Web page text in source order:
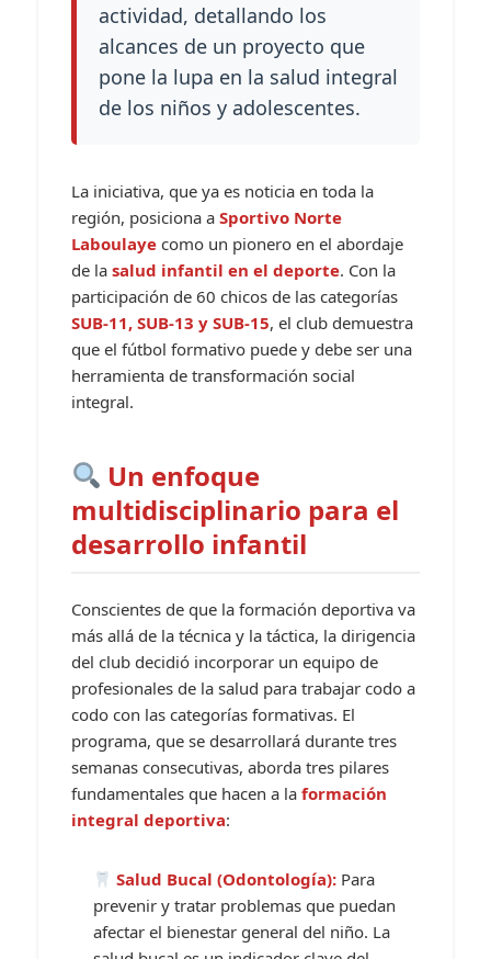
actividad, detallando los
alcances de un proyecto que
pone la lupa en la salud integral
de los niños y adolescentes.
La iniciativa, que ya es noticia en toda la
región, posiciona a Sportivo Norte
Laboulaye como un pionero en el abordaje
de la salud infantil en el deporte. Con la
participación de 60 chicos de las categorías
SUB-11, SUB-13 y SUB-15, el club demuestra
que el fútbol formativo puede y debe ser una
herramienta de transformación social
integral.
Un enfoque
multidisciplinario para el
desarrollo infantil
Conscientes de que la formación deportiva va
más allá de la técnica y la táctica, la dirigencia
del club decidió incorporar un equipo de
profesionales de la salud para trabajar codo a
codo con las categorías formativas. El
programa, que se desarrollará durante tres
semanas consecutivas, aborda tres pilares
fundamentales que hacen a la formación
integral deportiva:
Salud Bucal (Odontología): Para
prevenir y tratar problemas que puedan
afectar el bienestar general del niño. La